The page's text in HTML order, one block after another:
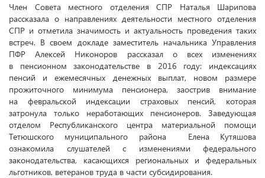
Член Совета местного отделения СПР Наталья Шарипова
рассказала о направлениях деятельности местного отделения
СПР и отметила значимость и актуальность проведения таких
встреч. В своем докладе заместитель начальника Управления
ПФР Алексей Никоноров рассказал о всех изменениях
в пенсионном законодательстве в 2016 году: индексациях
пенсий и ежемесячных денежных выплат, новом размере
прожиточного минимума пенсионера, заострив внимание
на февральской индексации страховых пенсий, которая
затронула только неработающих пенсионеров. Заведующая
отделом Республиканского центра материальной помощи
Тетюшского муниципального района Елена Кутяшова
ознакомила слушателей с изменениями федерального
законодательства, касающихся региональных и федеральных
льготников, ветеранов труда в части субсидирования.